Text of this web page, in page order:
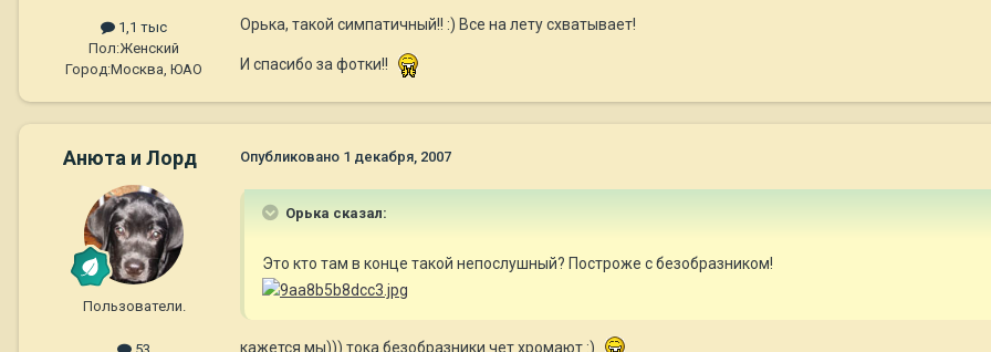
1,1 тыс
Пол:Женский
Город:Москва, ЮАО
Орька, такой симпатичный!! :) Все на лету схватывает!
И спасибо за фотки!!
Анюта и Лорд
Пользователи.
Опубликовано 1 декабря, 2007
Орька сказал:
Это кто там в конце такой непослушный? Построже с безобразником!
кажется мы))) тока безобразники чет хромают :)